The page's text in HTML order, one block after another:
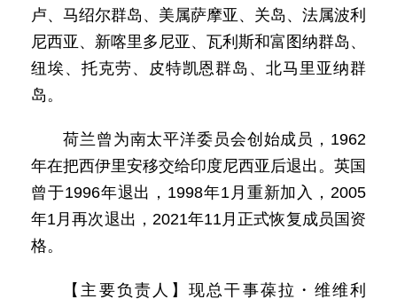
卢、马绍尔群岛、美属萨摩亚、关岛、法属波利
尼西亚、新喀里多尼亚、瓦利斯和富图纳群岛、
纽埃、托克劳、皮特凯恩群岛、北马里亚纳群
岛。
荷兰曾为南太平洋委员会创始成员，1962
年在把西伊里安移交给印度尼西亚后退出。英国
曾于1996年退出，1998年1月重新加入，2005
年1月再次退出，2021年11月正式恢复成员国资
格。
【主要负责人】现总干事葆拉・维维利